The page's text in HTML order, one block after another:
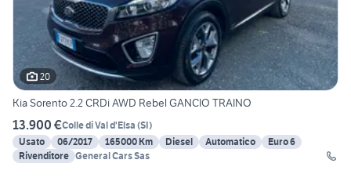
20
Kia Sorento 2.2 CRDi AWD Rebel GANCIO TRAINO
13.900 €Colle di Val d'Elsa (SI)
Usato
06/2017 165000 Km Diesel Automatico
Euro 6
Rivenditore General Cars Sas